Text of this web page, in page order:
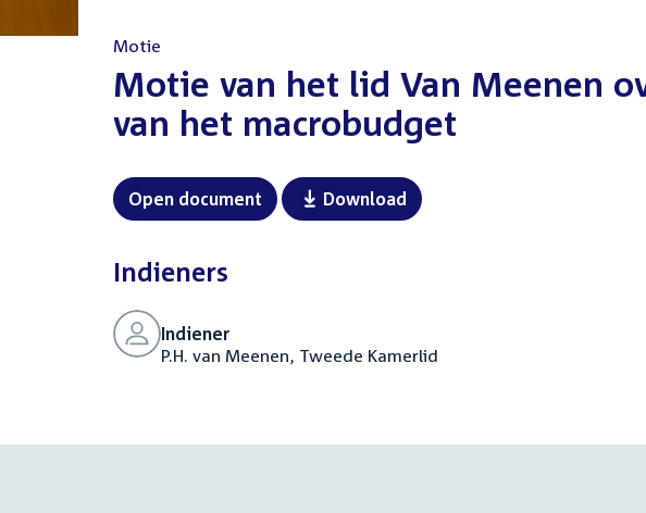
Motie
:Motie van het lid Van Meenen
van het macrobudget
Open document Download
Indieners
Indiener
P.H. van Meenen, Tweede Kamerlid